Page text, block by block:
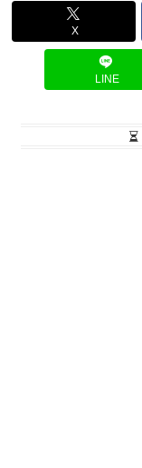
X
LINE